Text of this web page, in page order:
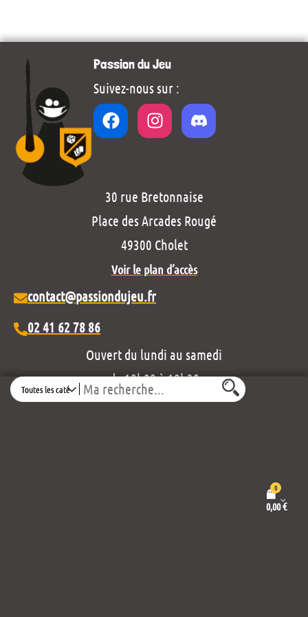
Search
0
0,00€
Passion du Jeu
Suivez-nous sur :
30 rue Bretonnaise
Place des Arcades Rougé
49300 Cholet
Voir le plan d’accès
contact@passiondujeu.fr
02 41 62 78 86
Ouvert du lundi au samedi
de 10h00 à 19h30
Découvrez notre projet éditorial :